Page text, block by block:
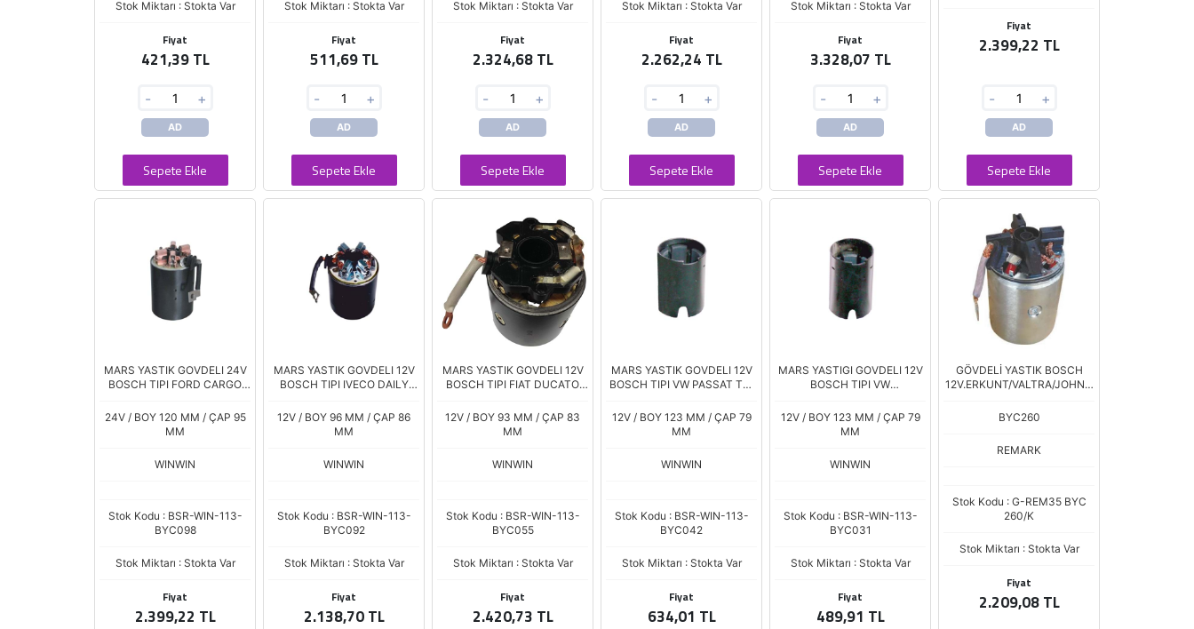
Stok Miktarı : Stokta Var
Fiyat
421,39 TL
- +
AD
Sepete Ekle
Stok Miktarı : Stokta Var
Fiyat
511,69 TL
- +
AD
Sepete Ekle
Stok Miktarı : Stokta Var
Fiyat
2.324,68 TL
- +
AD
Sepete Ekle
Stok Miktarı : Stokta Var
Fiyat
2.262,24 TL
- +
AD
Sepete Ekle
Stok Miktarı : Stokta Var
Fiyat
3.328,07 TL
- +
AD
Sepete Ekle
Fiyat
2.399,22 TL
- +
AD
Sepete Ekle
MARS YASTIK GOVDELI 24V
BOSCH TIPI FORD CARGO
KIRKAYAK
24V / BOY 120 MM / ÇAP 95
MM
WINWIN
Stok Kodu : BSR-WIN-113-
BYC098
Stok Miktarı : Stokta Var
Fiyat
2.399,22 TL
MARS YASTIK GOVDELI 12V
BOSCH TIPI IVECO DAILY
MASTER MASCOT 110-150
12V / BOY 96 MM / ÇAP 86
MM
WINWIN
Stok Kodu : BSR-WIN-113-
BYC092
Stok Miktarı : Stokta Var
Fiyat
2.138,70 TL
MARS YASTIK GOVDELI 12V
BOSCH TIPI FIAT DUCATO
JUMPER
12V / BOY 93 MM / ÇAP 83
MM
WINWIN
Stok Kodu : BSR-WIN-113-
BYC055
Stok Miktarı : Stokta Var
Fiyat
2.420,73 TL
MARS YASTIK GOVDELI 12V
BOSCH TIPI VW PASSAT TDI
DONUSLU
12V / BOY 123 MM / ÇAP 79
MM
WINWIN
Stok Kodu : BSR-WIN-113-
BYC042
Stok Miktarı : Stokta Var
Fiyat
634,01 TL
MARS YASTIGI GOVDELI 12V
BOSCH TIPI VW
TERS DONUSLU
12V / BOY 123 MM / ÇAP 79
MM
WINWIN
Stok Kodu : BSR-WIN-113-
BYC031
Stok Miktarı : Stokta Var
Fiyat
489,91 TL
GÖVDELİ YASTIK BOSCH
12V.ERKUNT/VALTRA/JOHND
BYC260
REMARK
Stok Kodu : G-REM35 BYC
260/K
Stok Miktarı : Stokta Var
Fiyat
2.209,08 TL